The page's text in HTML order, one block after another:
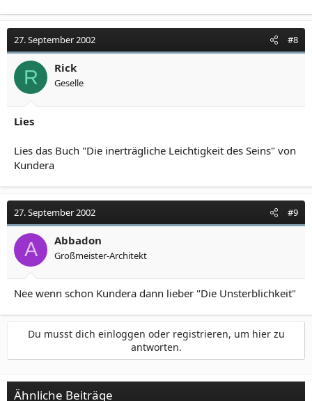
27. September 2002 #8
R Rick
Geselle
Lies
Lies das Buch "Die inerträgliche Leichtigkeit des Seins" von
Kundera
27. September 2002 #9
A Abbadon
Großmeister-Architekt
Nee wenn schon Kundera dann lieber "Die Unsterblichkeit"
Du musst dich einloggen oder registrieren, um hier zu
antworten.
Ähnliche Beiträge